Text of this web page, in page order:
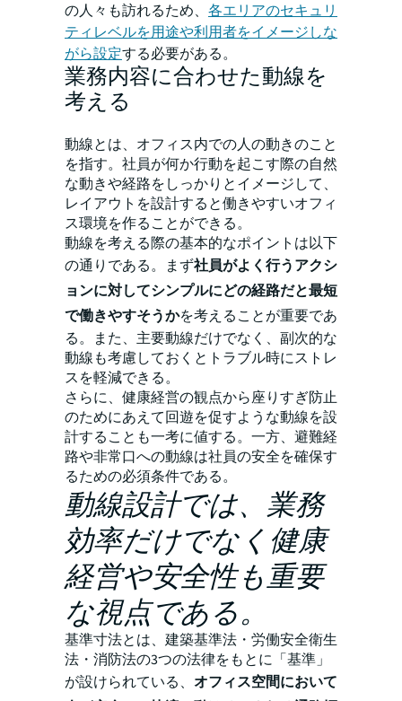
の人々も訪れるため、 各エリアのセキュリ
ティレベルを用途や利用者をイメージしな
がら設定する必要がある。
業務内容に合わせた動線を
考える
動線とは、オフィス内での人の動きのこと
を指す。社員が何か行動を起こす際の自然
な動きや経路をしっかりとイメージして、
レイアウトを設計すると働きやすいオフィ
ス環境を作ることができる。
動線を考える際の基本的なポイントは以下
の通りである。まず社員がよく行うアクシ
ョンに対してシンプルにどの経路だと最短
で働きやすそうかを考えることが重要であ
る。また、主要動線だけでなく、副次的な
動線も考慮しておくとトラブル時にストレ
スを軽減できる。
さらに、健康経営の観点から座りすぎ防止
のためにあえて回遊を促すような動線を設
計することも一考に値する。一方、避難経
路や非常口への動線は社員の安全を確保す
るための必須条件である。
動線設計では、業務
効率だけでなく健康
経営や安全性も重要
な視点である。
基準寸法とは、建築基準法・労働安全衛生
法・消防法の3つの法律をもとに「基準」
が設けられている、 オフィス空間において